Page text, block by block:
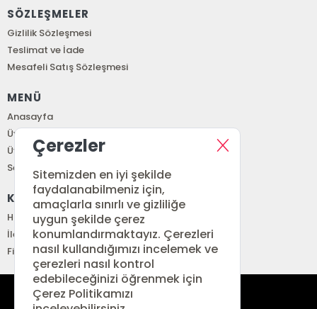
SÖZLEŞMELER
Gizlilik Sözleşmesi
Teslimat ve İade
Mesafeli Satış Sözleşmesi
MENÜ
Anasayfa
Üye Girişi
Üye Ol
Sepetim
KURUMSAL
Hakkımızda
İletişim
Fiyat Listesi
siparis@renkitap.com
Çerezler
Sitemizden en iyi şekilde
faydalanabilmeniz için,
amaçlarla sınırlı ve gizliliğe
uygun şekilde çerez
konumlandırmaktayız. Çerezleri
nasıl kullandığımızı incelemek ve
çerezleri nasıl kontrol
edebileceğinizi öğrenmek için
Çerez Politikamızı